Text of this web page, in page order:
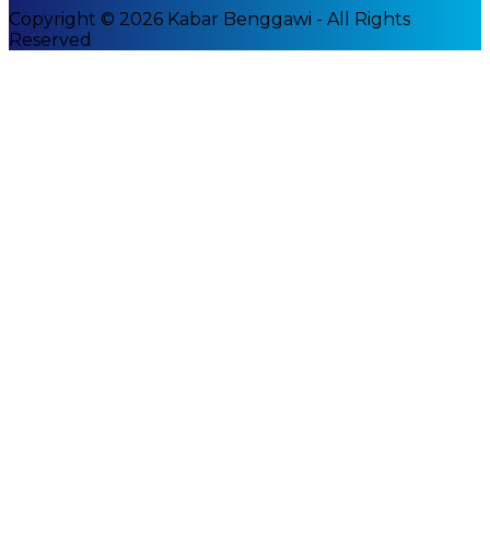
Copyright © 2026 Kabar Benggawi - All Rights
Reserved